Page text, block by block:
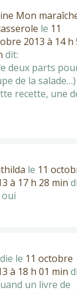
Mon
le 11
2013 à 14 h
dit:
deux parts
de la salade…)
recette, une
le 11
à 17 h 28 min
le 11 octobre
à 18 h 01 min
un livre de